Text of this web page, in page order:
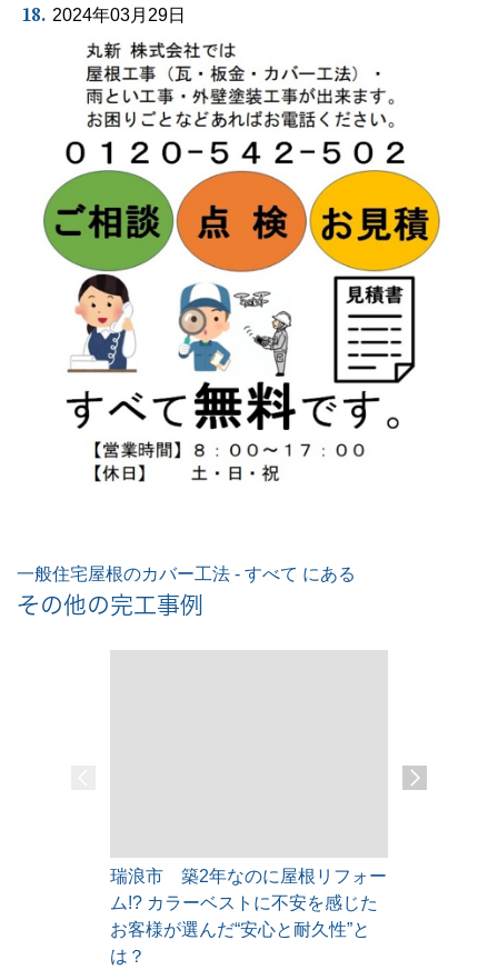
18. 2024年03月29日
一般住宅屋根のカバー工法 - すべて にある
その他の完工事例
瑞浪市 築2年なのに屋根リフォー
ム!? カラーベストに不安を感じた
お客様が選んだ“安心と耐久性”と
は？